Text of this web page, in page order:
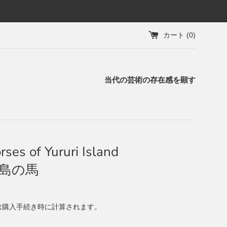
カート (0)
当代の芸術の存在感を顕す
of Yururi Island
の馬
購入手続き時に計算されます。